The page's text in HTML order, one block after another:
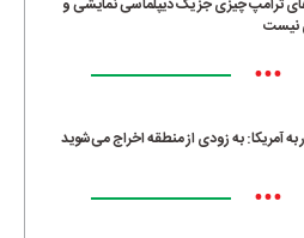
ترامپ چیزی جز یک دیپلماسی نمایشی و
نیست
•••
آمریکا: به زودی از منطقه اخراج می‌شوید
•••